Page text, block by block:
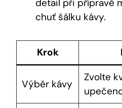
detail při přípravě
chuť šálku kávy.
Krok
Výběr kávy
Zvolte